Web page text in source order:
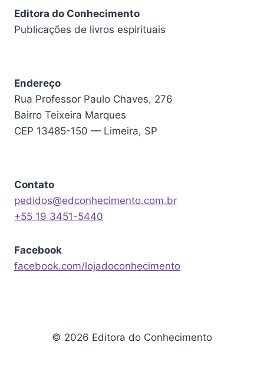
Editora do Conhecimento
Publicações de livros espirituais
Endereço
Rua Professor Paulo Chaves, 276
Bairro Teixeira Marques
CEP 13485-150 — Limeira, SP
Contato
pedidos@edconhecimento.com.br
+55 19 3451-5440
Facebook
facebook.com/lojadoconhecimento
© 2026 Editora do Conhecimento